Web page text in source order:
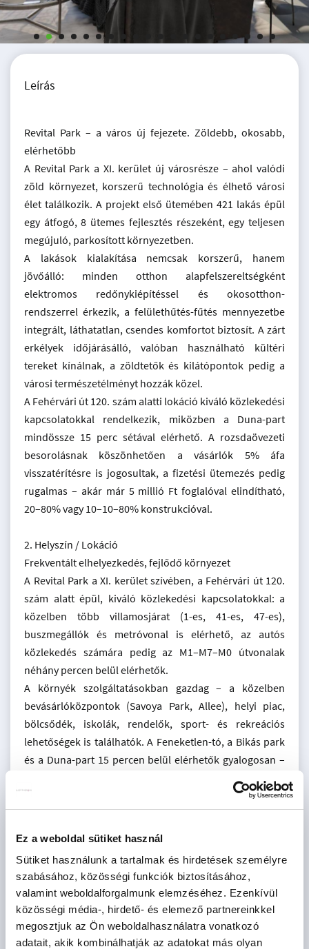
Ez a weboldal sütiket használ
Sütiket használunk a tartalmak és hirdetések személyre
szabásához, közösségi funkciók biztosításához,
valamint weboldalforgalmunk elemzéséhez. Ezenkívül
közösségi média-, hirdető- és elemező partnereinkkel
megosztjuk az Ön weboldalhasználatra vonatkozó
adatait, akik kombinálhatják az adatokat más olyan
Leírás
Revital Park – a város új fejezete. Zöldebb, okosabb,
elérhetőbb
A Revital Park a XI. kerület új városrésze – ahol valódi
zöld környezet, korszerű technológia és élhető városi
élet találkozik. A projekt első ütemében 421 lakás épül
egy átfogó, 8 ütemes fejlesztés részeként, egy teljesen
megújuló, parkosított környezetben.
A lakások kialakítása nemcsak korszerű, hanem
jövőálló: minden otthon alapfelszereltségként
elektromos redőnykiépítéssel és okosotthon-
rendszerrel érkezik, a felülethűtés-fűtés mennyezetbe
integrált, láthatatlan, csendes komfortot biztosít. A zárt
erkélyek időjárásálló, valóban használható kültéri
tereket kínálnak, a zöldtetők és kilátópontok pedig a
városi természetélményt hozzák közel.
A Fehérvári út 120. szám alatti lokáció kiváló közlekedési
kapcsolatokkal rendelkezik, miközben a Duna-part
mindössze 15 perc sétával elérhető. A rozsdaövezeti
besorolásnak köszönhetően a vásárlók 5% áfa
visszatérítésre is jogosultak, a fizetési ütemezés pedig
rugalmas – akár már 5 millió Ft foglalóval elindítható,
20–80% vagy 10–10–80% konstrukcióval.
2. Helyszín / Lokáció
Frekventált elhelyezkedés, fejlődő környezet
A Revital Park a XI. kerület szívében, a Fehérvári út 120.
szám alatt épül, kiváló közlekedési kapcsolatokkal: a
közelben több villamosjárat (1-es, 41-es, 47-es),
buszmegállók és metróvonal is elérhető, az autós
közlekedés számára pedig az M1–M7–M0 útvonalak
néhány percen belül elérhetők.
A környék szolgáltatásokban gazdag – a közelben
bevásárlóközpontok (Savoya Park, Allee), helyi piac,
bölcsődék, iskolák, rendelők, sport- és rekreációs
lehetőségek is találhatók. A Feneketlen-tó, a Bikás park
és a Duna-part 15 percen belül elérhetők gyalogosan –
így a zöld nyugalom és a városi dinamika valóban kéz a
kézben jár.
3. Előnyök
hosszú távú megtérülés
Talajszondás hőszivattyús rendszer és mennyezeti
hűtés-fűtés – láthatatlan kényelem egész évben
Okosotthon alapkiépítés – mobilról vezérelhető
világítás, fűtés, árnyékolás